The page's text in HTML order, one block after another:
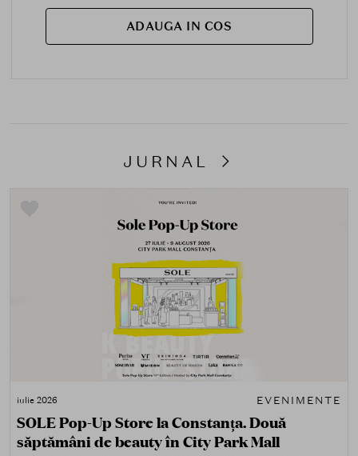
ADAUGA IN COS
JURNAL
iulie 2026 EVENIMENTE
SOLE Pop-Up Store la Constanța. Două
săptămâni de beauty în City Park Mall